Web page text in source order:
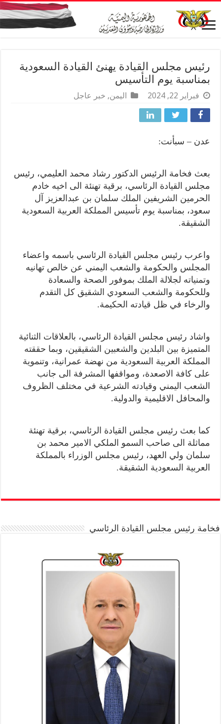
رئيس مجلس القيادة يهنئ القيادة السعودية
بمناسبة يوم التأسيس
فبراير 22, 2024 اليمن, خبر عاجل
عدن – سبأنت:
بعث فخامة الرئيس الدكتور رشاد محمد العليمي، رئيس
مجلس القيادة الرئاسي، برقية تهنئة الى اخيه خادم
الحرمين الشريفين الملك سلمان بن عبدالعزيز آل
سعود، بمناسبة يوم تأسيس المملكة العربية السعودية
الشقيقة.
واعرب رئيس مجلس القيادة الرئاسي باسمه واعضاء
المجلس والحكومة والشعب اليمني عن خالص تهانيه
وتمنياته لجلالة الملك بموفور الصحة والسعادة
وللحكومة والشعب السعودي الشقيق كل التقدم
والرخاء في ظل قيادته الحكيمة.
واشاد رئيس مجلس القيادة الرئاسي، بالعلاقات الثنائية
المتميزة بين البلدين والشعبين الشقيقين، وبما حققته
المملكة العربية السعودية من نهضة عمرانية، وتنموية
على كافة الاصعدة، ومواقفها المشرفة الى جانب
الشعب اليمني وقيادته الشرعية في مختلف الظروف
والمحافل الاقليمية والدولية.
كما بعث رئيس مجلس القيادة الرئاسي، برقية تهنئة
مماثلة الى صاحب السمو الملكي الامير محمد بن
سلمان ولي العهد، رئيس مجلس الوزراء بالمملكة
العربية السعودية الشقيقة.
فخامة رئيس مجلس القيادة الرئاسي